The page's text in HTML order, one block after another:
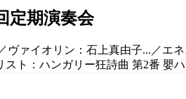
定期演奏会
ヴァイオリン：石上真由子...／エ
ト：ハンガリー狂詩曲 第2番 嬰